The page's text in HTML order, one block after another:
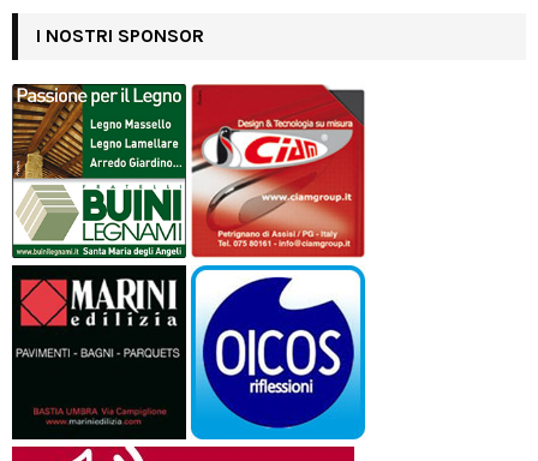
I NOSTRI SPONSOR